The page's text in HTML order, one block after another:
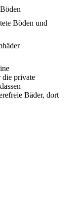
Böden und
die private
Bäder, dort